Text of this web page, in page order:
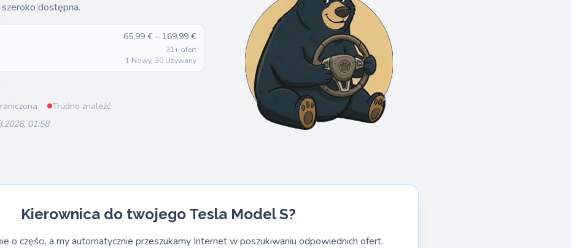
dostępna.
65,99 € – 169,99 €
31+ ofert
1 Nowy, 30 Używany
Trudno znaleźć
01:58
Kierownica do twojego Tesla Model S?
o części, a my automatycznie przeszukamy Internet w poszukiwaniu odpowiednich ofert.